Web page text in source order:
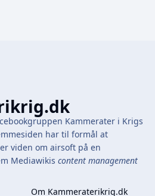
Kammerater i Krigs
har til formål at
viden om airsoft på en
Mediawikis content management
Om Kammeraterikrig.dk